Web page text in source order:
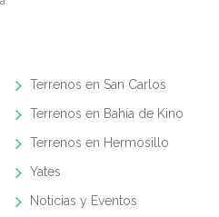
Terrenos en San Carlos
Terrenos en Bahía de Kino
Terrenos en Hermosillo
Yates
Noticias y Eventos